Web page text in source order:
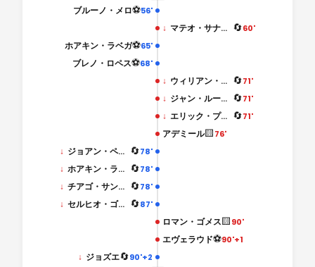
56'
⚽
ブルーノ・メロ
↓ マテオ・サナブリア 🔄60'
65'
⚽
ホアキン・ラベガ
68'
⚽
ブレノ・ロペス
↓ ウィリアン・ジョゼ 🔄71'
↓ ジャン・ルーカス 🔄71'
↓ エリック・プルガ 🔄71'
アデミール🟨76'
78'
🔄
↓ ジョアン・ペドロ・シェルモン
78'
🔄
↓ ホアキン・ラベガ
78'
🔄
↓ チアゴ・サントス
87'
🔄
↓ セルヒオ・ゴメス
ロマン・ゴメス🟨90'
エヴェラウド⚽90'+1
90'+2
🔄
↓ ジョズエ